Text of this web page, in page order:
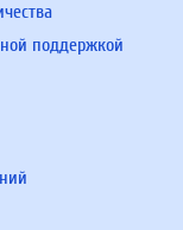
поддержкой